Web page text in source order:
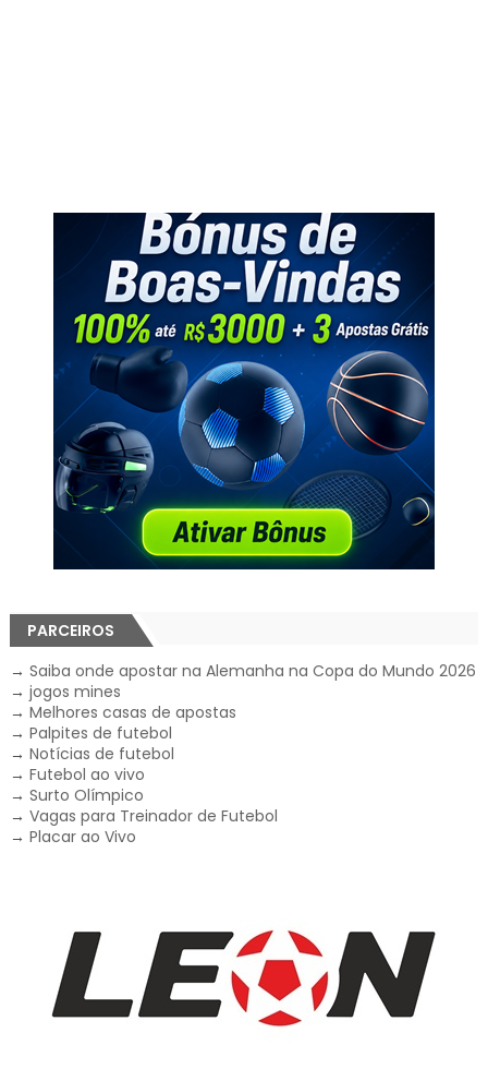
PARCEIROS
→ Saiba onde apostar na Alemanha na Copa do Mundo 2026
→ jogos mines
→ Melhores casas de apostas
→ Palpites de futebol
→ Notícias de futebol
→ Futebol ao vivo
→ Surto Olímpico
→ Vagas para Treinador de Futebol
→ Placar ao Vivo